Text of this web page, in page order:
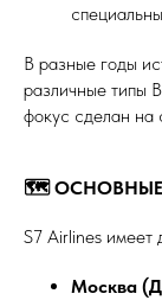
В разные годы
различные
фокус сделан на
🗺️ ОСНОВНЫЕ
S7 Airlines имеет
Москва